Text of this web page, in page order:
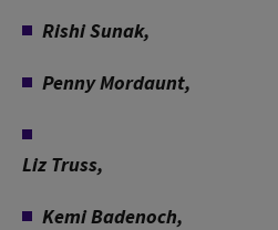
Rishi Sunak,
Penny Mordaunt,
Liz Truss,
Kemi Badenoch,